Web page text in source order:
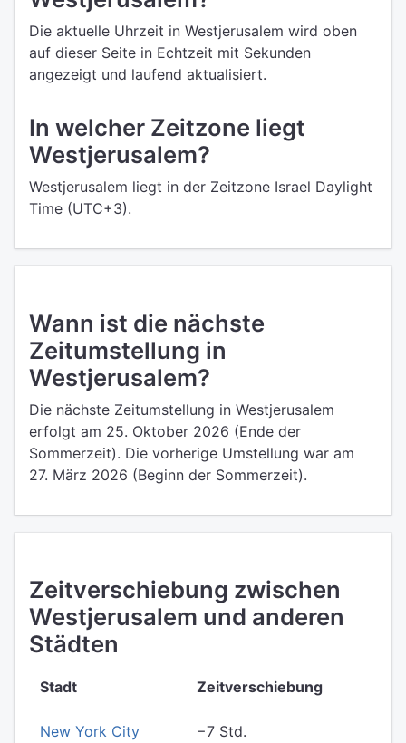
Die aktuelle Uhrzeit in Westjerusalem wird oben
auf dieser Seite in Echtzeit mit Sekunden
angezeigt und laufend aktualisiert.
In welcher Zeitzone liegt
Westjerusalem?
Westjerusalem liegt in der Zeitzone Israel Daylight
Time (UTC+3).
Wann ist die nächste
Zeitumstellung in
Westjerusalem?
Die nächste Zeitumstellung in Westjerusalem
erfolgt am 25. Oktober 2026 (Ende der
Sommerzeit). Die vorherige Umstellung war am
27. März 2026 (Beginn der Sommerzeit).
Zeitverschiebung zwischen
Westjerusalem und anderen
Städten
Stadt Zeitverschiebung
New York City −7 Std.